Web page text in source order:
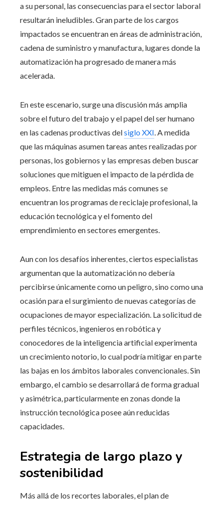
a su personal, las consecuencias para el sector laboral
resultarán ineludibles. Gran parte de los cargos
impactados se encuentran en áreas de administración,
cadena de suministro y manufactura, lugares donde la
automatización ha progresado de manera más
acelerada.
En este escenario, surge una discusión más amplia
sobre el futuro del trabajo y el papel del ser humano
en las cadenas productivas delsiglo XXI. A medida
que las máquinas asumen tareas antes realizadas por
personas, los gobiernos y las empresas deben buscar
soluciones que mitiguen el impacto de la pérdida de
empleos. Entre las medidas más comunes se
encuentran los programas de reciclaje profesional, la
educación tecnológica y el fomento del
emprendimiento en sectores emergentes.
Aun con los desafíos inherentes, ciertos especialistas
argumentan que la automatización no debería
percibirse únicamente como un peligro, sino como una
ocasión para el surgimiento de nuevas categorías de
ocupaciones de mayor especialización. La solicitud de
perfiles técnicos, ingenieros en robótica y
conocedores de la inteligencia artificial experimenta
un crecimiento notorio, lo cual podría mitigar en parte
las bajas en los ámbitos laborales convencionales. Sin
embargo, el cambio se desarrollará de forma gradual
y asimétrica, particularmente en zonas donde la
instrucción tecnológica posee aún reducidas
capacidades.
Estrategia de largo plazo y
sostenibilidad
Más allá de los recortes laborales, el plan de